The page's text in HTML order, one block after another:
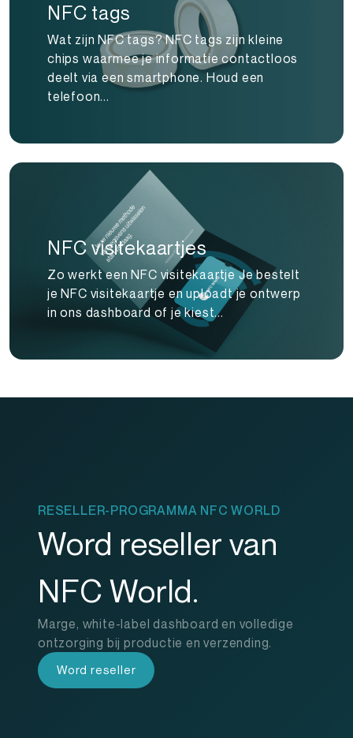
NFC tags
Wat zijn NFC tags? NFC tags zijn kleine
chips waarmee je informatie contactloos
deelt via een smartphone. Houd een
telefoon...
NFC visitekaartjes
Zo werkt een NFC visitekaartje Je bestelt
je NFC visitekaartje en uploadt je ontwerp
in ons dashboard of je kiest...
RESELLER-PROGRAMMA NFC WORLD
Word reseller van
NFC World.
Marge, white-label dashboard en volledige
ontzorging bij productie en verzending.
Word reseller